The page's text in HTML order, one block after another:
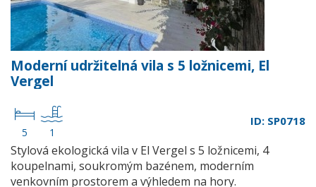
Moderní udržitelná vila s 5 ložnicemi, El
Vergel
5 1
ID: SP0718
Stylová ekologická vila v El Vergel s 5 ložnicemi, 4
koupelnami, soukromým bazénem, moderním
venkovním prostorem a výhledem na hory.